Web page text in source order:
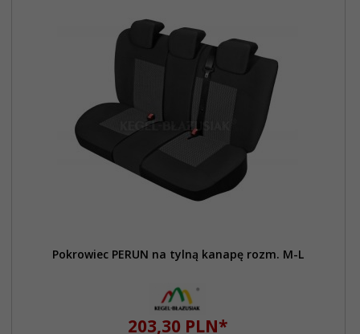
Pokrowiec PERUN na tylną kanapę rozm. M-L
203,30 PLN*